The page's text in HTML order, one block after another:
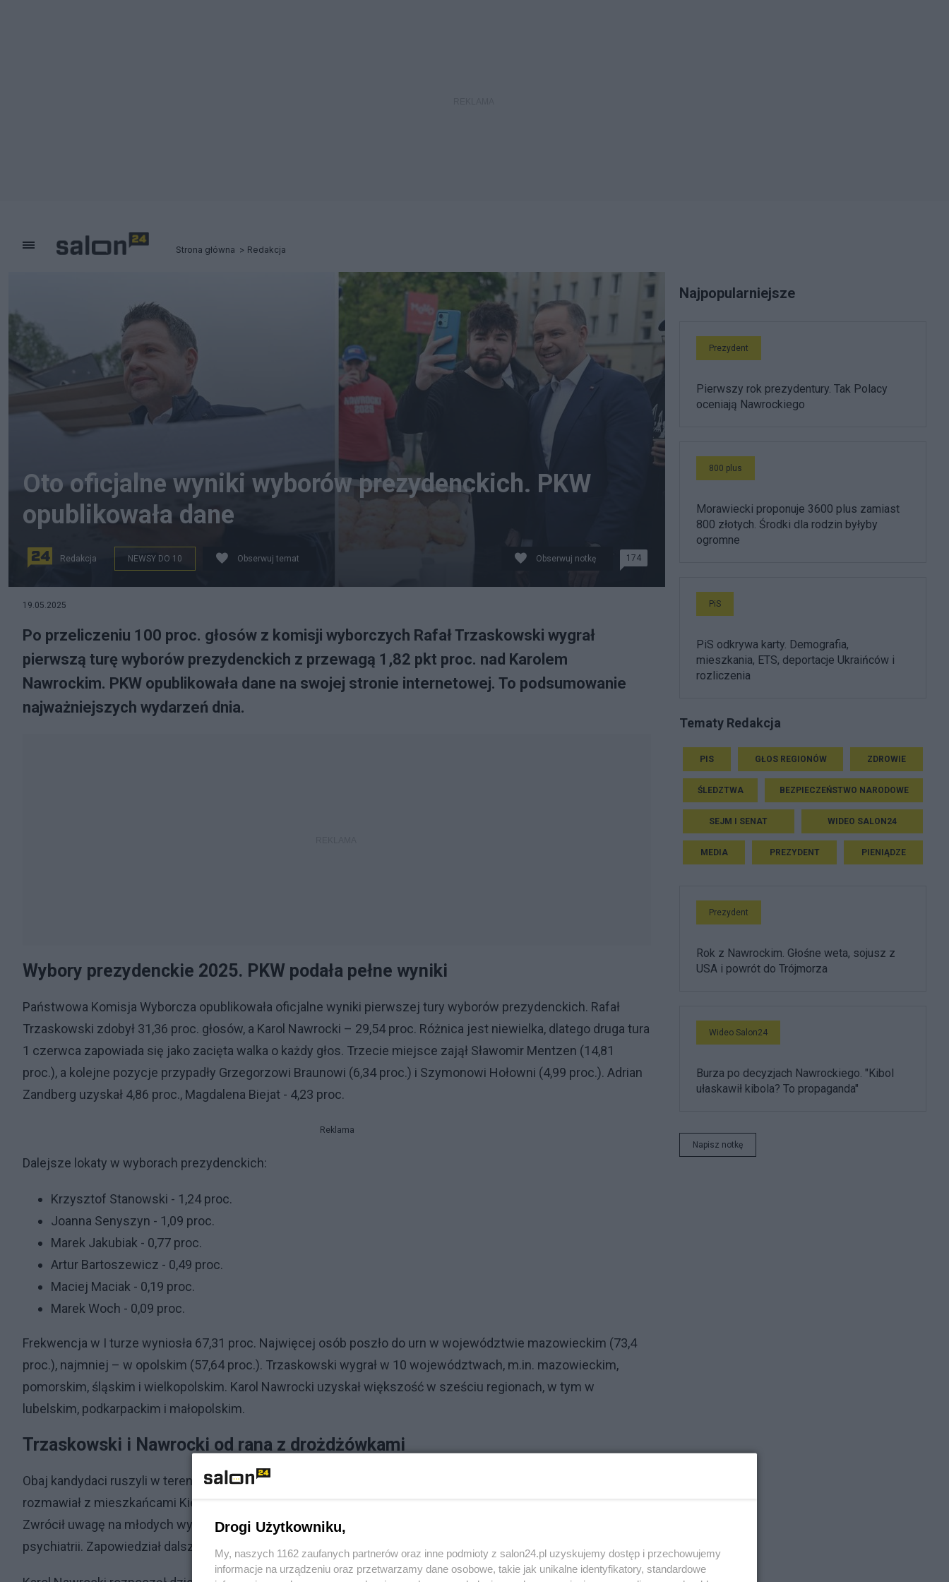
Strona główna Redakcja
Oto oficjalne wyniki wyborów prezydenckich. PKW
opublikowała dane
Redakcja NEWSY DO 10 Obserwuj temat Obserwuj notkę 174
19.05.2025
Po przeliczeniu 100 proc. głosów z komisji wyborczych Rafał Trzaskowski wygrał
pierwszą turę wyborów prezydenckich z przewagą 1,82 pkt proc. nad Karolem
Nawrockim. PKW opublikowała dane na swojej stronie internetowej. To podsumowanie
najważniejszych wydarzeń dnia.
Wybory prezydenckie 2025. PKW podała pełne wyniki
Państwowa Komisja Wyborcza opublikowała oficjalne wyniki pierwszej tury wyborów prezydenckich. Rafał
Trzaskowski zdobył 31,36 proc. głosów, a Karol Nawrocki – 29,54 proc. Różnica jest niewielka, dlatego druga tura
1 czerwca zapowiada się jako zacięta walka o każdy głos. Trzecie miejsce zajął Sławomir Mentzen (14,81
proc.), a kolejne pozycje przypadły Grzegorzowi Braunowi (6,34 proc.) i Szymonowi Hołowni (4,99 proc.). Adrian
Zandberg uzyskał 4,86 proc., Magdalena Biejat - 4,23 proc.
Reklama
Dalejsze lokaty w wyborach prezydenckich:
Krzysztof Stanowski - 1,24 proc.
Joanna Senyszyn - 1,09 proc.
Marek Jakubiak - 0,77 proc.
Artur Bartoszewicz - 0,49 proc.
Maciej Maciak - 0,19 proc.
Marek Woch - 0,09 proc.
Frekwencja w I turze wyniosła 67,31 proc. Najwięcej osób poszło do urn w województwie mazowieckim (73,4
proc.), najmniej – w opolskim (57,64 proc.). Trzaskowski wygrał w 10 województwach, m.in. mazowieckim,
pomorskim, śląskim i wielkopolskim. Karol Nawrocki uzyskał większość w sześciu regionach, w tym w
lubelskim, podkarpackim i małopolskim.
Trzaskowski i Nawrocki od rana z drożdżówkami
Obaj kandydaci ruszyli w teren już od poniedziałkowego poranka. Rafał Trzaskowski rozdawał drożdżówki i
rozmawiał z mieszkańcami Kielc. – Jestem przekonany, że wygram, ale dużo pracy przed nami – powiedział.
Zwrócił uwagę na młodych wyborców i konieczność rozmowy o mieszkalnictwie, edukacji oraz kryzysie w
psychiatrii. Zapowiedział dalsze spotkania w całej Polsce i marsz w Warszawie 25 maja.
Najpopularniejsze
Prezydent
Pierwszy rok prezydentury. Tak Polacy
oceniają Nawrockiego
800 plus
Morawiecki proponuje 3600 plus zamiast
800 złotych. Środki dla rodzin byłyby
ogromne
PiS
PiS odkrywa karty. Demografia,
mieszkania, ETS, deportacje Ukraińców i
rozliczenia
Tematy Redakcja
PIS GŁOS REGIONÓW ZDROWIE
ŚLEDZTWA BEZPIECZEŃSTWO NARODOWE
SEJM I SENAT WIDEO SALON24
MEDIA PREZYDENT PIENIĄDZE
Prezydent
Rok z Nawrockim. Głośne weta, sojusz z
USA i powrót do Trójmorza
Wideo Salon24
Burza po decyzjach Nawrockiego. "Kibol
ułaskawił kibola? To propaganda"
Napisz notkę
Drogi Użytkowniku,
My, naszych 1162 zaufanych partnerów oraz inne podmioty z salon24.pl uzyskujemy dostęp i przechowujemy
informacje na urządzeniu oraz przetwarzamy dane osobowe, takie jak unikalne identyfikatory, standardowe